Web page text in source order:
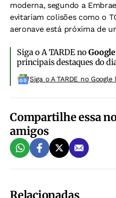
moderna, segundo a
evitariam colisões como o
aeronave está próxima de
Siga o A TARDE no
principais destaques do
Siga o A TARDE no
Compartilhe essa
amigos
Relacionadas